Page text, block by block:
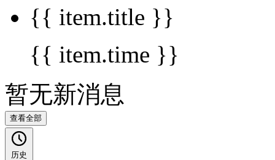
{{ item.title }}
{{ item.time }}
暂无新消息
查看全部
历史